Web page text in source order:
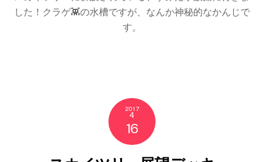
した！クラゲ👾の水槽ですが、なんか神秘的なかんじで
す。
2017
4
16